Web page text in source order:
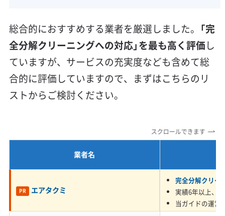
国道246号沿いの「油汚れ」と相模川の
湿気が作るカビ
黒い粒子が、相模川由来の湿気と混ざり合
うことで、水を弾く「油膜のような汚れ」に
変わるのが海老名市のエアコン汚れの最大
の特徴です。
保証付き アフターフォロー
女性スタッフ在籍
エコ洗剤使用
アレルギー対策
ハウスダスト除去
利便性・サービス (12)
年末年始対応
防カビ・抗菌 消臭処理 防汚コーティング
総合的におすすめする業者を厳選しました。 「完
全分解クリーニングへの対応」を最も高く評価し
ていますが、サービスの充実度なども含めて総
合的に評価していますので、まずはこちらのリ
ストからご検討ください。
スクロールできます
業者名
PR エアタクミ
完全分解クリー
実績6年以上、
当ガイドの運営